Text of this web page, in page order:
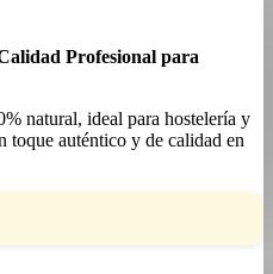
Profesional para
natural, ideal para hostelería y
toque auténtico y de calidad en